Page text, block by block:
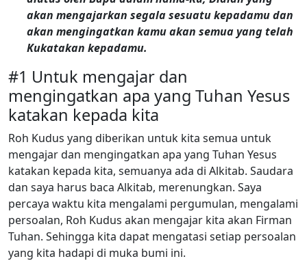
akan mengajarkan segala sesuatu kepadamu dan
akan mengingatkan kamu akan semua yang telah
Kukatakan kepadamu.
#1 Untuk mengajar dan
mengingatkan apa yang Tuhan Yesus
katakan kepada kita
Roh Kudus yang diberikan untuk kita semua untuk
mengajar dan mengingatkan apa yang Tuhan Yesus
katakan kepada kita, semuanya ada di Alkitab. Saudara
dan saya harus baca Alkitab, merenungkan. Saya
percaya waktu kita mengalami pergumulan, mengalami
persoalan, Roh Kudus akan mengajar kita akan Firman
Tuhan. Sehingga kita dapat mengatasi setiap persoalan
yang kita hadapi di muka bumi ini.